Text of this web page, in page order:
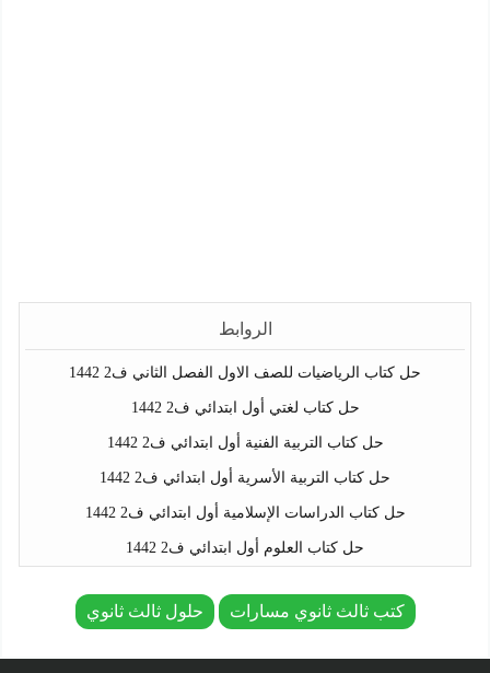
الروابط
حل كتاب الرياضيات للصف الاول الفصل الثاني ف2 1442
حل كتاب لغتي أول ابتدائي ف2 1442
حل كتاب التربية الفنية أول ابتدائي ف2 1442
حل كتاب التربية الأسرية أول ابتدائي ف2 1442
حل كتاب الدراسات الإسلامية أول ابتدائي ف2 1442
حل كتاب العلوم أول ابتدائي ف2 1442
كتب ثالث ثانوي مسارات حلول ثالث ثانوي